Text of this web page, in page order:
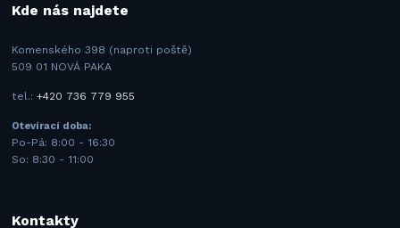
Kde nás najdete
Komenského 398 (naproti poště)
509 01 NOVÁ PAKA
tel.:+420 736 779 955
Otevírací doba:
Po-Pá: 8:00 - 16:30
So: 8:30 - 11:00
Kontakty